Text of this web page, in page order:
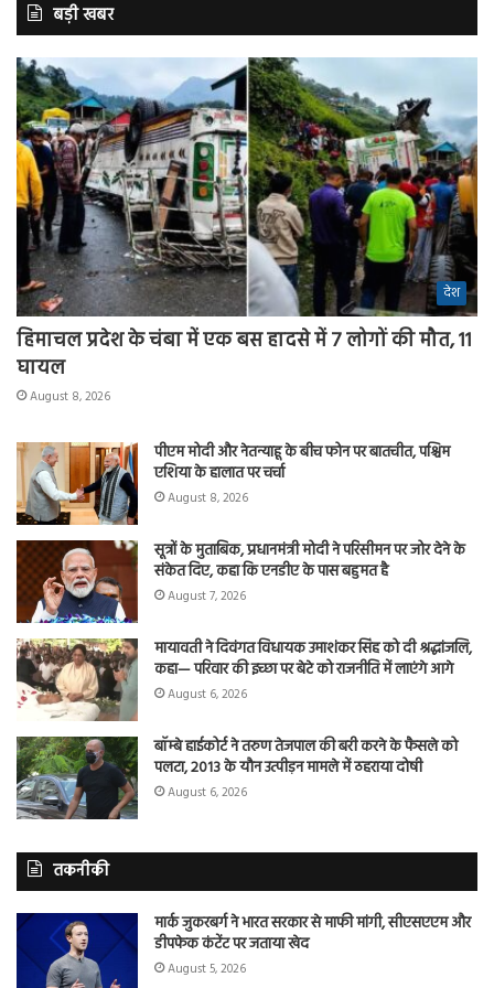
बड़ी खबर
देश
हिमाचल प्रदेश के चंबा में एक बस हादसे में 7 लोगों की मौत, 11
घायल
August 8, 2026
पीएम मोदी और नेतन्याहू के बीच फोन पर बातचीत, पश्चिम
एशिया के हालात पर चर्चा
August 8, 2026
सूत्रों के मुताबिक, प्रधानमंत्री मोदी ने परिसीमन पर जोर देने के
संकेत दिए, कहा कि एनडीए के पास बहुमत है
August 7, 2026
मायावती ने दिवंगत विधायक उमाशंकर सिंह को दी श्रद्धांजलि,
कहा— परिवार की इच्छा पर बेटे को राजनीति में लाएंगे आगे
August 6, 2026
बॉम्बे हाईकोर्ट ने तरुण तेजपाल की बरी करने के फैसले को
पलटा, 2013 के यौन उत्पीड़न मामले में ठहराया दोषी
August 6, 2026
तकनीकी
मार्क जुकरबर्ग ने भारत सरकार से माफी मांगी, सीएसएएम और
डीपफेक कंटेंट पर जताया खेद
August 5, 2026